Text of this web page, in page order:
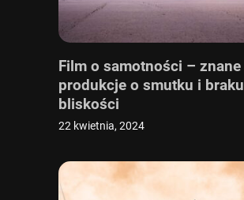
Film o samotności – znane
produkcje o smutku i braku
bliskości
22 kwietnia, 2024